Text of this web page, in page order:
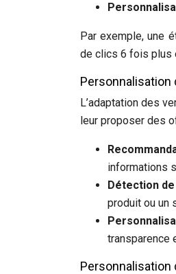
Par exemple, une
de clics 6 fois plus
Personnalisation
L’adaptation des
leur proposer des
informations
Détection de
produit ou un
transparence